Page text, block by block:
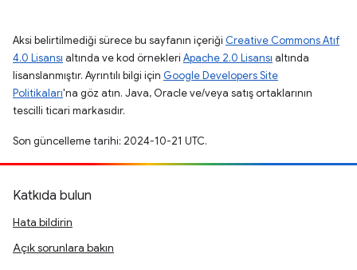
Aksi belirtilmediği sürece bu sayfanın içeriği Creative Commons Atıf
4.0 Lisansı altında ve kod örnekleri Apache 2.0 Lisansı altında
lisanslanmıştır. Ayrıntılı bilgi için Google Developers Site
Politikaları'na göz atın. Java, Oracle ve/veya satış ortaklarının
tescilli ticari markasıdır.
Son güncelleme tarihi: 2024-10-21 UTC.
Katkıda bulun
Hata bildirin
Açık sorunlara bakın